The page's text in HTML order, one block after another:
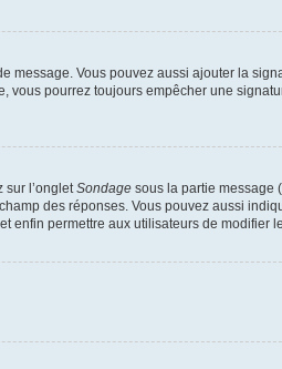
message. Vous pouvez aussi ajouter la
vous pourrez toujours empêcher une
sur l’onglet Sondage sous la partie message
des réponses. Vous pouvez aussi
enfin permettre aux utilisateurs de modifier